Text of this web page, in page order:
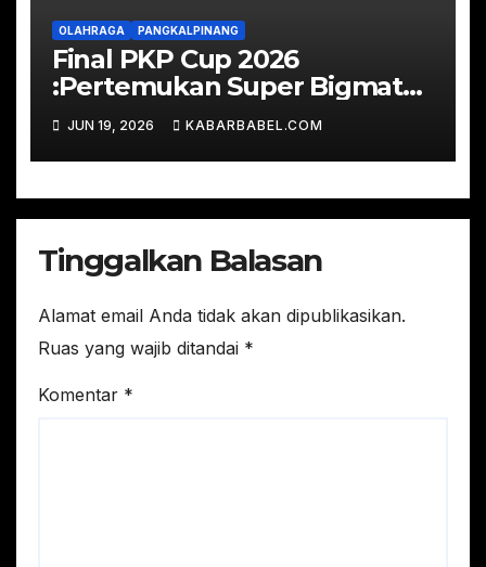
OLAHRAGA PANGKALPINANG
Final PKP Cup 2026
:Pertemukan Super Bigmatch
Real Bahdad FC vs RSUD
Depati Bahrin
JUN 19, 2026 KABARBABEL.COM
Tinggalkan Balasan
Alamat email Anda tidak akan dipublikasikan.
Ruas yang wajib ditandai *
Komentar *